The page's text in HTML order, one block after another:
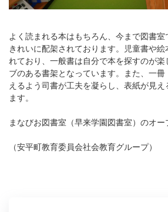
よく読まれる本はもちろん、今まで図書
きれいに配架されております。児童書や
れており、一般書は自分で本を探すのが
ブのある書架となっています。また、一冊
えるよう司書が工夫を凝らし、表紙が見
ます。
まなびお図書室（早来学園図書室）のオー
（安平町教育委員会社会教育グループ）